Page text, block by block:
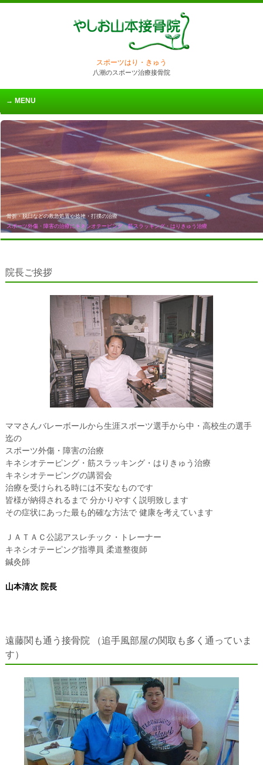
スポーツはり・きゅう
八潮のスポーツ治療接骨院
MENU
骨折・脱臼などの救急処置や捻挫・打撲の治療
スポーツ外傷・障害の治療にキネシオテーピング・筋スラッキング・はりきゅう治療
院長ご挨拶
ママさんバレーボールから生涯スポーツ選手から中・高校生の選手
迄の
スポーツ外傷・障害の治療
キネシオテーピング・筋スラッキング・はりきゅう治療
キネシオテーピングの講習会
治療を受けられる時には不安なものです
皆様が納得されるまで 分かりやすく説明致します
その症状にあった最も的確な方法で 健康を考えています
ＪＡＴＡＣ公認アスレチック・トレーナー
キネシオテーピング指導員 柔道整復師
鍼灸師
山本清次 院長
遠藤関も通う接骨院 （追手風部屋の関取も多く通っていま
す）